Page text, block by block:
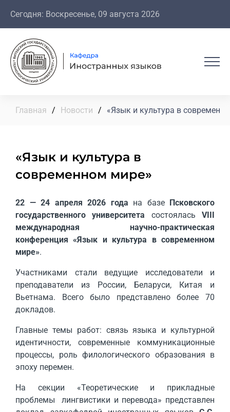
Сегодня: Воскресенье, 09 августа 2026
Главная / Новости / «Язык и культура в
«Язык и культура в
современном мире»
22 — 24 апреля 2026 года на базе Псковского
государственного университета состояласьVIII
международная научно-практическая
конференция «Язык и культура в современном
мире».
Участниками стали ведущие исследователи и
преподаватели из России, Беларуси, Китая и
Вьетнама. Всего было представлено более 70
докладов.
Главные темы работ: связь языка и культурной
идентичности, современные коммуникационные
процессы, роль филологического образования в
эпоху перемен.
На секции «Теоретические и прикладные
проблемы лингвистики и перевода» представлен